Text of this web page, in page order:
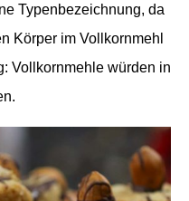
Typenbezeichnung, da
Körper im Vollkornmehl
Vollkornmehle würden in